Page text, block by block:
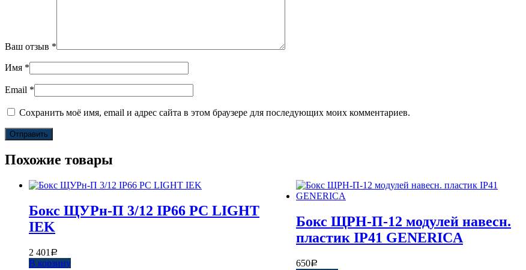
Ваш отзыв *
Имя *
Email *
Сохранить моё имя, email и адрес сайта в этом браузере для последующих моих комментариев.
Похожие товары
Бокс ЩУРн-П 3/12 IP66 PC LIGHT
IEK
2 401 Р
В корзину
Бокс ЩРН-П-12 модулей навесн.
пластик IP41 GENERICA
650Р